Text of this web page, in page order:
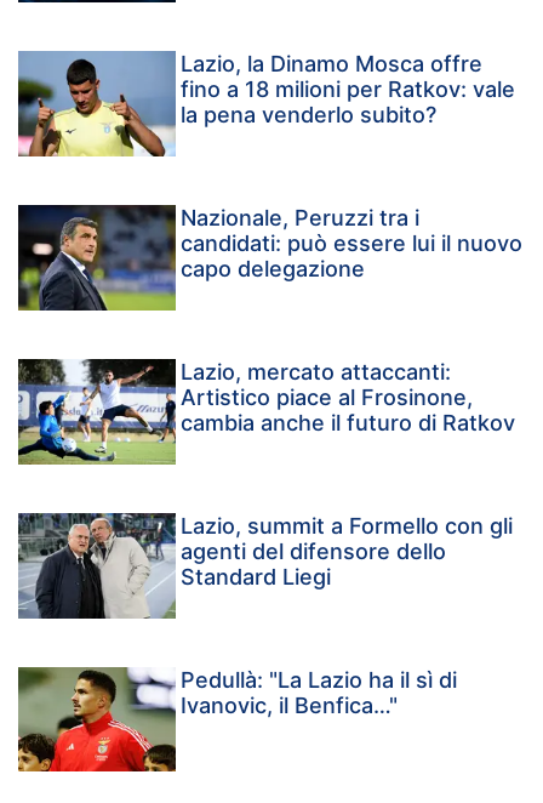
Lazio, la Dinamo Mosca offre
fino a 18 milioni per Ratkov: vale
la pena venderlo subito?
Nazionale, Peruzzi tra i
candidati: può essere lui il nuovo
capo delegazione
Lazio, mercato attaccanti:
Artistico piace al Frosinone,
cambia anche il futuro di Ratkov
Lazio, summit a Formello con gli
agenti del difensore dello
Standard Liegi
Pedullà: "La Lazio ha il sì di
Ivanovic, il Benfica…"